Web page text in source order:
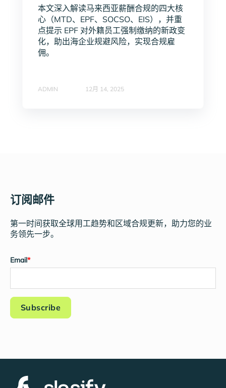
本文深入解读马来西亚薪酬合规的四大核
心（MTD、EPF、SOCSO、EIS），并重
点提示 EPF 对外籍员工强制缴纳的新政变
化，助出海企业规避风险，实现合规雇
佣。
ADMIN 12月 14, 2025
订阅邮件
第一时间获取全球用工趋势和区域合规更新，助力您的业
务领先一步。
Email*